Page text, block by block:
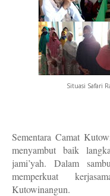
Situasi Safari
Sementara Camat
menyambut baik
jami’yah. Dalam
memperkuat
Kutowinangun.